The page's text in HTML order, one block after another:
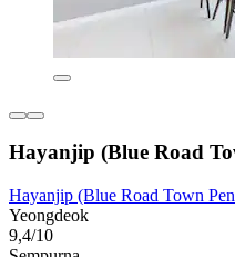
Hayanjip (Blue Road
Hayanjip (Blue Road Town
Yeongdeok
9,4/10